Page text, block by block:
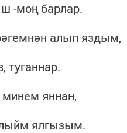
-моң барлар.
алып яздым,
туганнар.
минем яннан,
ялгызым.